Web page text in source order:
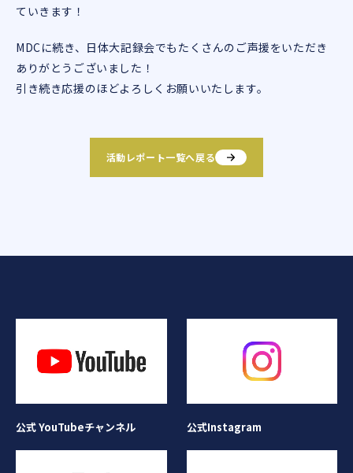
ていきます！
MDCに続き、日体大記録会でもたくさんのご声援をいただき
ありがとうございました！
引き続き応援のほどよろしくお願いいたします。
活動レポート一覧へ戻る
公式 YouTubeチャンネル 公式Instagram